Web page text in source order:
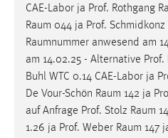
CAE-Labor ja Prof. Rothgang
Raum 044 ja Prof.
Raumnummer anwesend am
am 14.02.25 - Alternative Prof.
Buhl WTC 0.14 CAE-Labor ja
De Vour-Schön Raum 142 ja
auf Anfrage Prof. Stolz Raum
1.26 ja Prof. Weber Raum 147
Zweck:
Für performante
gespeichert, ob man
Sprachpräferenz
Name:
site-language-preference